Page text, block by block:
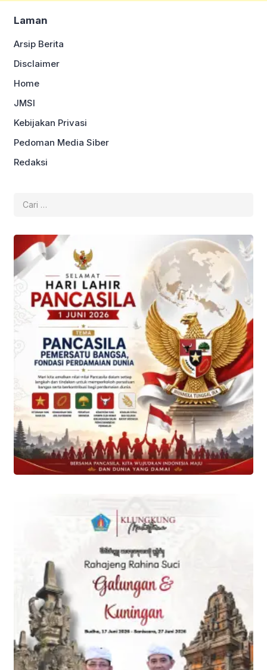
Laman
Arsip Berita
Disclaimer
Home
JMSI
Kebijakan Privasi
Pedoman Media Siber
Redaksi
untuk: